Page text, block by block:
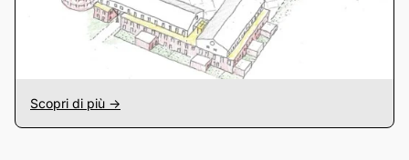
Scopri di più ->